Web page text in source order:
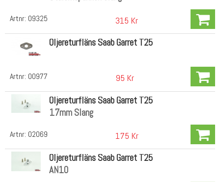
Artnr: 09325 315 Kr
Artnr: 00977
Oljereturfläns Saab Garret T25
95 Kr
Artnr: 02069
Oljereturfläns Saab Garret T25
17mm Slang
175 Kr
Oljereturfläns Saab Garret T25
AN10